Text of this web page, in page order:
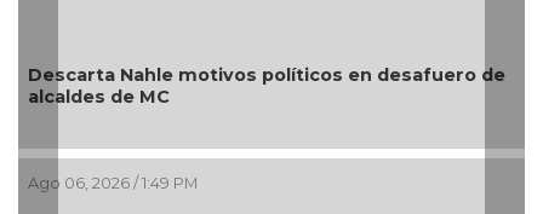
Artistas veracruzanos preparan “Dromomanía” en
el Teatro Fernando Gutiérrez Barrios
Ago 06, 2026 / 12:43 PM